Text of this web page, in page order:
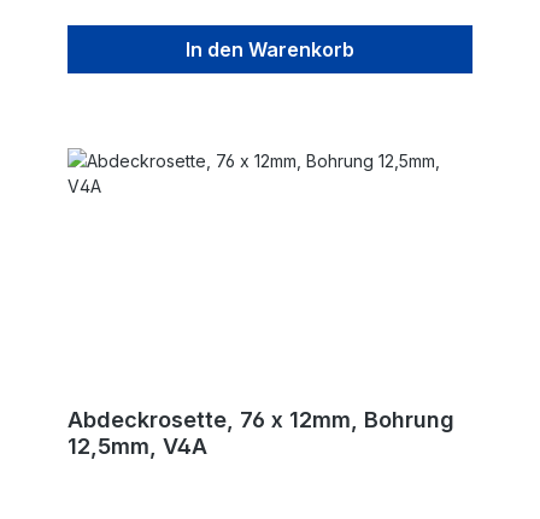
In den Warenkorb
Abdeckrosette, 76 x 12mm, Bohrung
12,5mm, V4A